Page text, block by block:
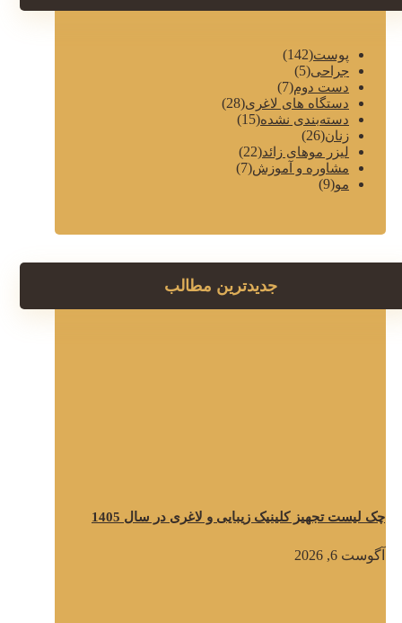
پوست(142)
جراحی(5)
دست دوم(7)
دستگاه های لاغری(28)
دسته‌بندی نشده(15)
زنان(26)
لیزر موهای زائد(22)
مشاوره و آموزش(7)
مو(9)
جدیدترین مطالب
چک لیست تجهیز کلینیک زیبایی و لاغری در سال 1405
آگوست 6, 2026